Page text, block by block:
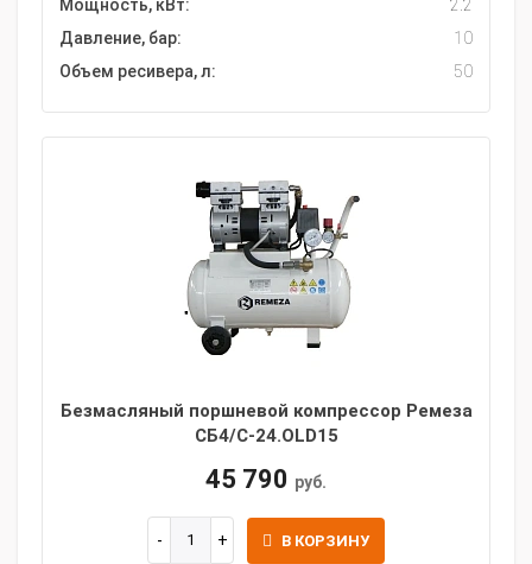
Мощность, кВт:
2.2
Давление, бар:
10
Объем ресивера, л:
50
Безмасляный поршневой компрессор Ремеза
СБ4/С-24.OLD15
45 790 руб.
В КОРЗИНУ